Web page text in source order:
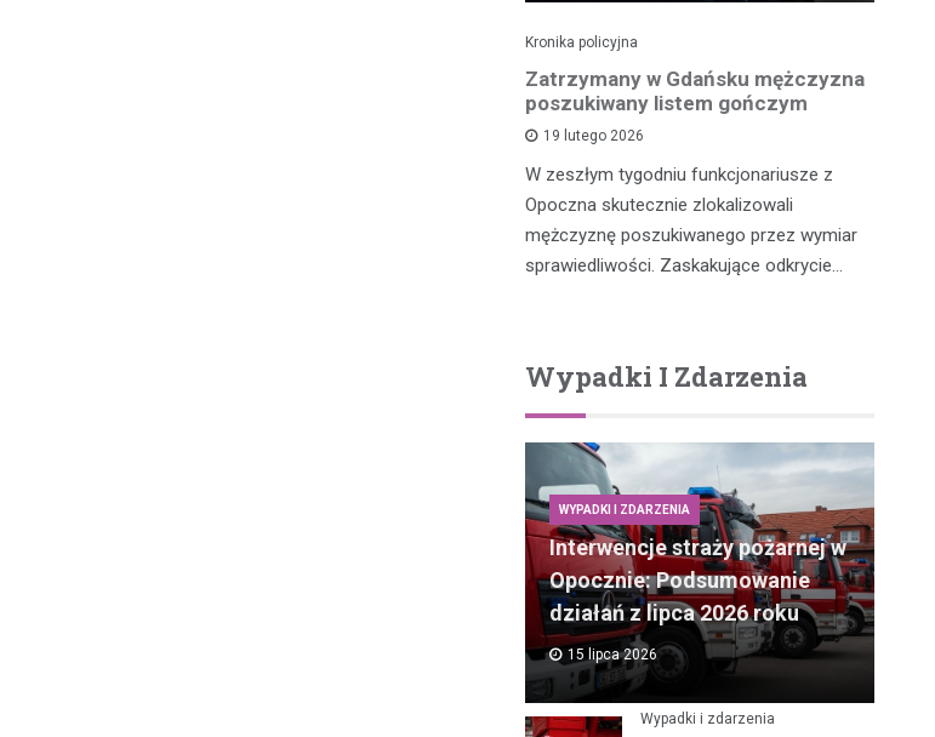
Kronika policyjna
Zatrzymany w Gdańsku mężczyzna
poszukiwany listem gończym
19 lutego 2026
W zeszłym tygodniu funkcjonariusze z
Opoczna skutecznie zlokalizowali
mężczyznę poszukiwanego przez wymiar
sprawiedliwości. Zaskakujące odkrycie…
Wypadki I Zdarzenia
WYPADKI I ZDARZENIA
Interwencje straży pożarnej w
Opocznie: Podsumowanie
działań z lipca 2026 roku
15 lipca 2026
Wypadki i zdarzenia